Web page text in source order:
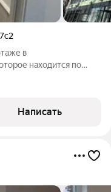
в
находится по
6. Пешая
и Волгоградский
Написать